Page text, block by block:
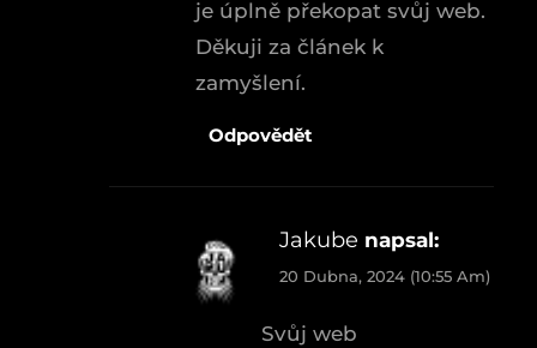
je úplně překopat svůj web.
Děkuji za článek k
zamyšlení.
Odpovědět
Jakube napsal:
20 Dubna, 2024 (10:55 Am)
Svůj web